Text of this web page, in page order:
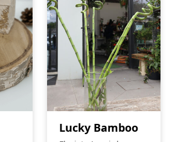
Lucky Bamboo